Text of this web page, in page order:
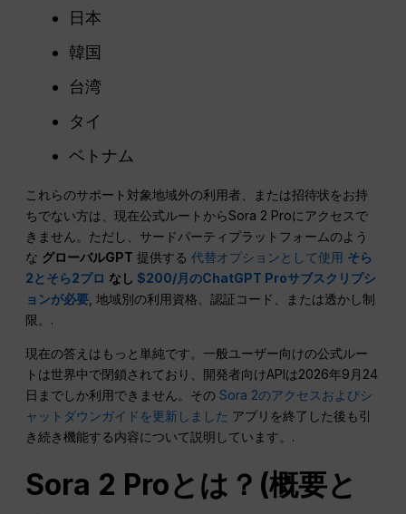
日本
韓国
台湾
タイ
ベトナム
これらのサポート対象地域外の利用者、または招待状をお持
ちでない方は、現在公式ルートからSora 2 Proにアクセスで
きません。ただし、サードパーティプラットフォームのよう
な グローバルGPT 提供する 代替オプションとして使用 そら
2とそら2プロ なし$200/月のChatGPT Proサブスクリプシ
ョンが必要 , 地域別の利用資格、認証コード、または透かし制
限。.
現在の答えはもっと単純です。一般ユーザー向けの公式ルー
トは世界中で閉鎖されており、開発者向けAPIは2026年9月24
日までしか利用できません。そのSora 2のアクセスおよびシ
ャットダウンガイドを更新しました アプリを終了した後も引
き続き機能する内容について説明しています。.
Sora 2 Proとは？(概要と